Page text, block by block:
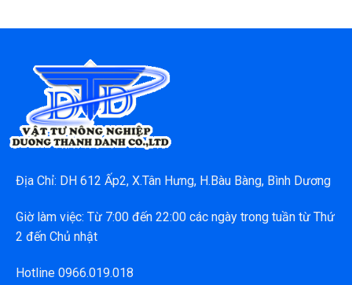
Địa Chỉ: DH 612 Ấp2, X.Tân Hưng, H.Bàu Bàng, Bình Dương
Giờ làm việc: Từ 7:00 đến 22:00 các ngày trong tuần từ Thứ
2 đến Chủ nhật
Hotline 0966.019.018